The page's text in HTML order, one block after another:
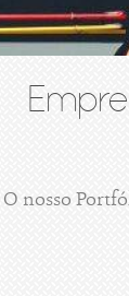
O nosso